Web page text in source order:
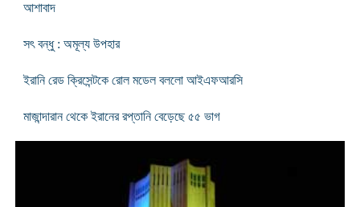
আশাবাদ
সৎ বন্ধু : অমূল্য উপহার
ইরানি রেড ক্রিসেন্টকে রোল মডেল বললো আইএফআরসি
মাজান্দারান থেকে ইরানের রপ্তানি বেড়েছে ৫৫ ভাগ